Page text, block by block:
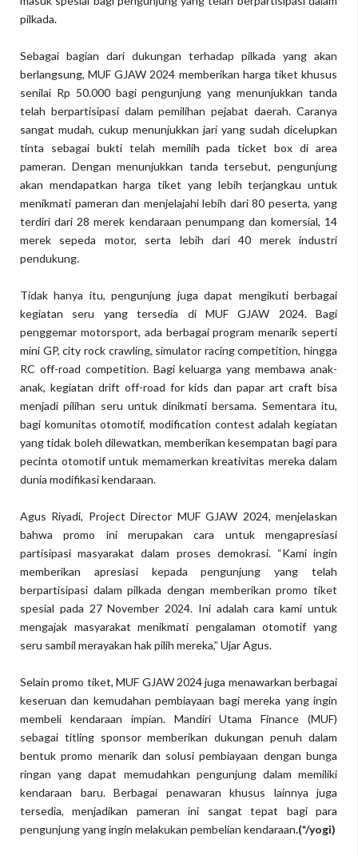
pilkada.
Sebagai bagian dari dukungan terhadap pilkada yang akan
berlangsung, MUF GJAW 2024 memberikan harga tiket khusus
senilai Rp 50.000 bagi pengunjung yang menunjukkan tanda
telah berpartisipasi dalam pemilihan pejabat daerah. Caranya
sangat mudah, cukup menunjukkan jari yang sudah dicelupkan
tinta sebagai bukti telah memilih pada ticket box di area
pameran. Dengan menunjukkan tanda tersebut, pengunjung
akan mendapatkan harga tiket yang lebih terjangkau untuk
menikmati pameran dan menjelajahi lebih dari 80 peserta, yang
terdiri dari 28 merek kendaraan penumpang dan komersial, 14
merek sepeda motor, serta lebih dari 40 merek industri
pendukung.
Tidak hanya itu, pengunjung juga dapat mengikuti berbagai
kegiatan seru yang tersedia di MUF GJAW 2024. Bagi
penggemar motorsport, ada berbagai program menarik seperti
mini GP, city rock crawling, simulator racing competition, hingga
RC off-road competition. Bagi keluarga yang membawa anak-
anak, kegiatan drift off-road for kids dan papar art craft bisa
menjadi pilihan seru untuk dinikmati bersama. Sementara itu,
bagi komunitas otomotif, modification contest adalah kegiatan
yang tidak boleh dilewatkan, memberikan kesempatan bagi para
pecinta otomotif untuk memamerkan kreativitas mereka dalam
dunia modifikasi kendaraan.
Agus Riyadi, Project Director MUF GJAW 2024, menjelaskan
bahwa promo ini merupakan cara untuk mengapresiasi
partisipasi masyarakat dalam proses demokrasi. “Kami ingin
memberikan apresiasi kepada pengunjung yang telah
berpartisipasi dalam pilkada dengan memberikan promo tiket
spesial pada 27 November 2024. Ini adalah cara kami untuk
mengajak masyarakat menikmati pengalaman otomotif yang
seru sambil merayakan hak pilih mereka,” Ujar Agus.
Selain promo tiket, MUF GJAW 2024 juga menawarkan berbagai
keseruan dan kemudahan pembiayaan bagi mereka yang ingin
membeli kendaraan impian. Mandiri Utama Finance (MUF)
sebagai titling sponsor memberikan dukungan penuh dalam
bentuk promo menarik dan solusi pembiayaan dengan bunga
ringan yang dapat memudahkan pengunjung dalam memiliki
kendaraan baru. Berbagai penawaran khusus lainnya juga
tersedia, menjadikan pameran ini sangat tepat bagi para
pengunjung yang ingin melakukan pembelian kendaraan.(*/yogi)